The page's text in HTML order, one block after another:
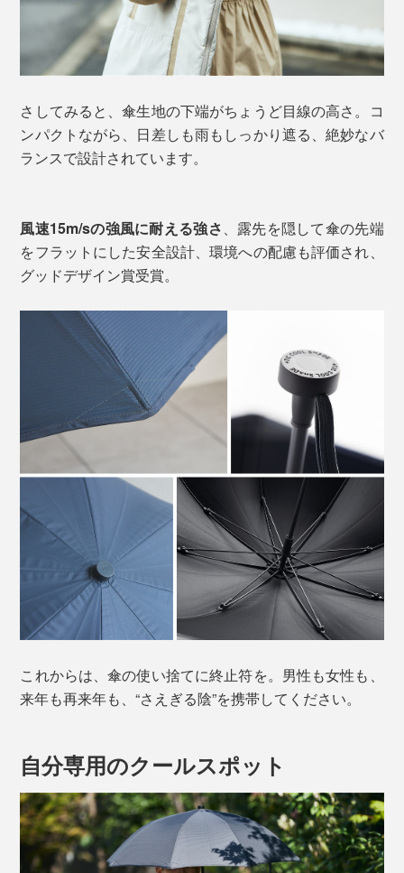
さしてみると、傘生地の下端がちょうど目線の高さ。コ
ンパクトながら、日差しも雨もしっかり遮る、絶妙なバ
ランスで設計されています。
風速15m/sの強風に耐える強さ、露先を隠して傘の先端
をフラットにした安全設計、環境への配慮も評価され、
グッドデザイン賞受賞。
これからは、傘の使い捨てに終止符を。男性も女性も、
来年も再来年も、“さえぎる陰”を携帯してください。
自分専用のクールスポット